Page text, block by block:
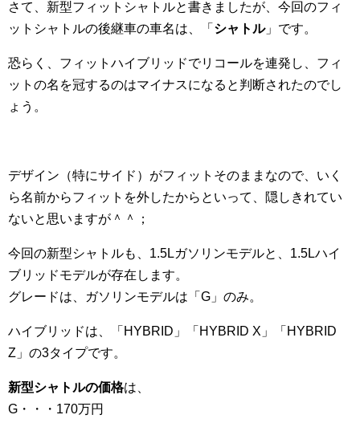
さて、新型フィットシャトルと書きましたが、今回のフィ
ットシャトルの後継車の車名は、「 シャトル」です。
恐らく、フィットハイブリッドでリコールを連発し、フィ
ットの名を冠するのはマイナスになると判断されたのでし
ょう。
デザイン（特にサイド）がフィットそのままなので、いく
ら名前からフィットを外したからといって、隠しきれてい
ないと思いますが＾＾；
今回の新型シャトルも、1.5Lガソリンモデルと、1.5Lハイ
ブリッドモデルが存在します。
グレードは、ガソリンモデルは「G」のみ。
ハイブリッドは、「HYBRID」「HYBRID X」「HYBRID
Z」の3タイプです。
新型シャトルの価格は、
G・・・170万円